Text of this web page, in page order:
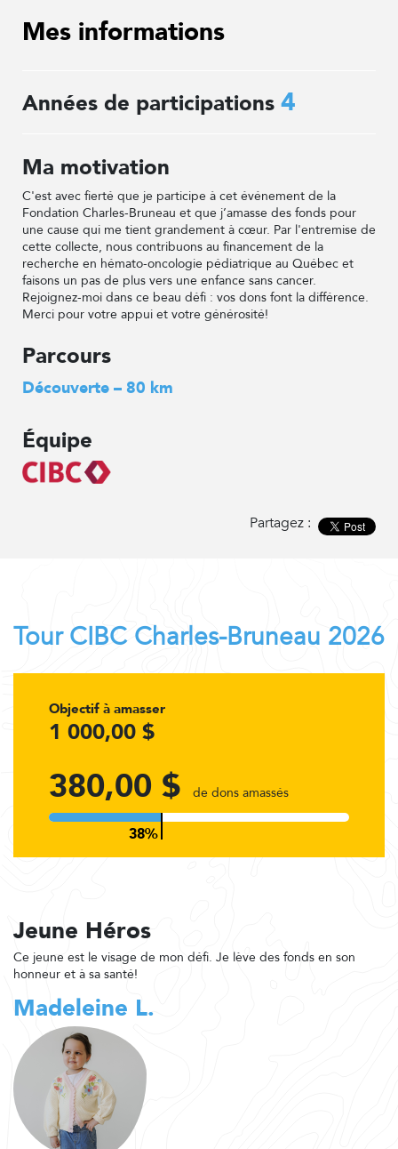
Mes informations
Années de participations 4
Ma motivation
C'est avec fierté que je participe à cet événement de la
Fondation Charles-Bruneau et que j’amasse des fonds pour
une cause qui me tient grandement à cœur. Par l'entremise de
cette collecte, nous contribuons au financement de la
recherche en hémato-oncologie pédiatrique au Québec et
faisons un pas de plus vers une enfance sans cancer.
Rejoignez-moi dans ce beau défi : vos dons font la différence.
Merci pour votre appui et votre générosité!
Parcours
Découverte – 80 km
Équipe
Partagez :
Tour CIBC Charles-Bruneau 2026
Objectif à amasser
1 000,00 $
380,00 $ de dons amassés
Jeune Héros
Ce jeune est le visage de mon défi. Je lève des fonds en son
honneur et à sa santé!
Madeleine L.